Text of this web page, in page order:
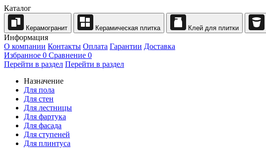
Каталог
Керамогранит Керамическая плитка Клей для плитки
Информация
О компании Контакты Оплата Гарантии Доставка
Избранное 0 Сравнение 0
Перейти в раздел Перейти в раздел
Назначение
Для пола
Для стен
Для лестницы
Для фартука
Для фасада
Для ступеней
Для плинтуса